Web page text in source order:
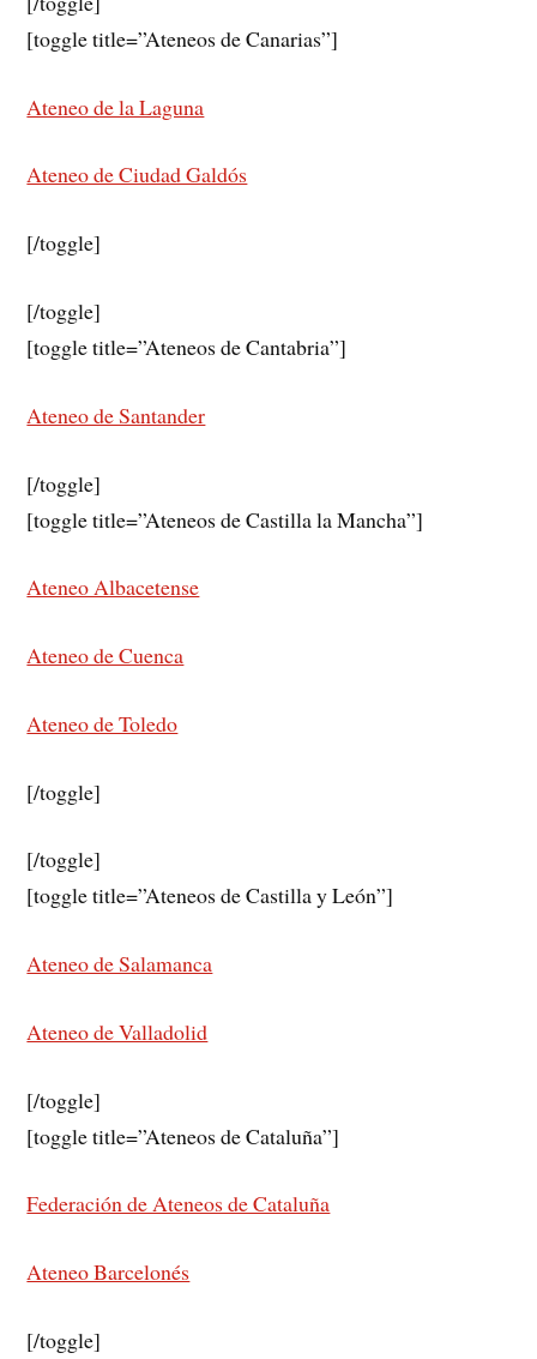
[toggle title=”Ateneos de Canarias”]
Ateneo de la Laguna
Ateneo de Ciudad Galdós
[/toggle]
[/toggle]
[toggle title=”Ateneos de Cantabria”]
Ateneo de Santander
[/toggle]
[toggle title=”Ateneos de Castilla la Mancha”]
Ateneo Albacetense
Ateneo de Cuenca
Ateneo de Toledo
[/toggle]
[/toggle]
[toggle title=”Ateneos de Castilla y León”]
Ateneo de Salamanca
Ateneo de Valladolid
[/toggle]
[toggle title=”Ateneos de Cataluña”]
Federación de Ateneos de Cataluña
Ateneo Barcelonés
[/toggle]